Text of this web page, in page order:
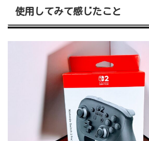
使用してみて感じたこと